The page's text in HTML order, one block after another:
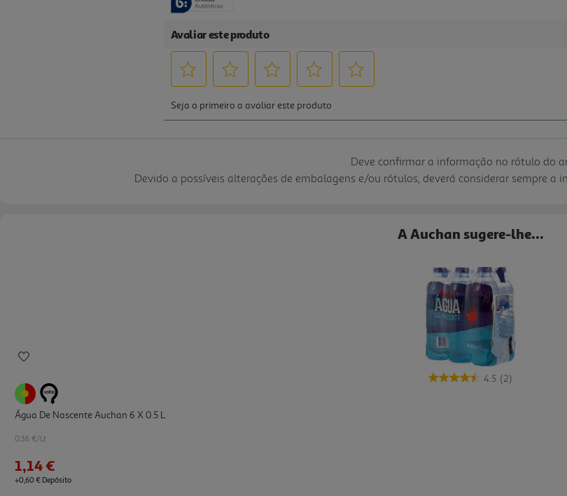
Deve confirmar a informação no rótulo do
Devido a possíveis alterações de embalagens e/ou rótulos, deverá considerar sempre a
A Auchan sugere-lhe...
4.5 (2)
Água De Nascente Auchan 6 X 0.5 L
0.38 €/Lt
1,14 €
+0,60 € Depósito